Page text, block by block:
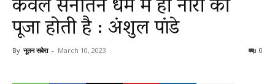
नूतनकेवल सनातन धर्म में ही नारी की
पूजा होती है : अंशुल पांडे
By नूतन सवेरा - March 10, 2023 0